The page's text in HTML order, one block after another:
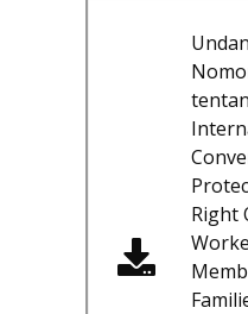
Right